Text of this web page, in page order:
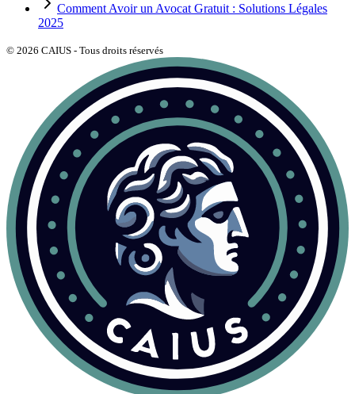
Comment Avoir un Avocat Gratuit : Solutions Légales
2025
© 2026 CAIUS - Tous droits réservés